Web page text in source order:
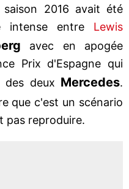
2016 avait été
intense entre Lewis
avec en apogée
Prix d'Espagne qui
des deux Mercedes.
que c'est un scénario
pas reproduire.